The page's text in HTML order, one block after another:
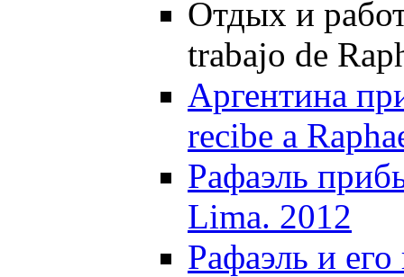
Отдых и
trabajo de
Аргентина
recibe a
Рафаэль
Lima. 2012
Рафаэль и